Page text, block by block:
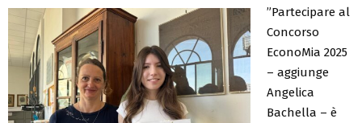
”Partecipare al
Concorso
EconoMia 2025
– aggiunge
Angelica
Bachella – è